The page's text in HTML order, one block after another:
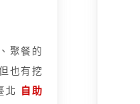
聚餐的
也有挖
北
自助